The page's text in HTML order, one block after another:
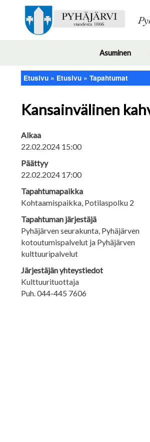
Asuminen
Murupolku
Etusivu Etusivu Tapahtumat
Kansainvälinen
Alkaa
22.02.2024 15:00
Päättyy
22.02.2024 17:00
Tapahtumapaikka
Kohtaamispaikka, Potilaspolku 2
Tapahtuman järjestäjä
Pyhäjärven seurakunta, Pyhäjärven
kotoutumispalvelut ja Pyhäjärven
kulttuuripalvelut
Järjestäjän yhteystiedot
Kulttuurituottaja
Puh. 044-445 7606